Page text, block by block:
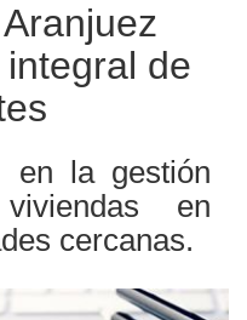
de
en la gestión
en
cercanas.